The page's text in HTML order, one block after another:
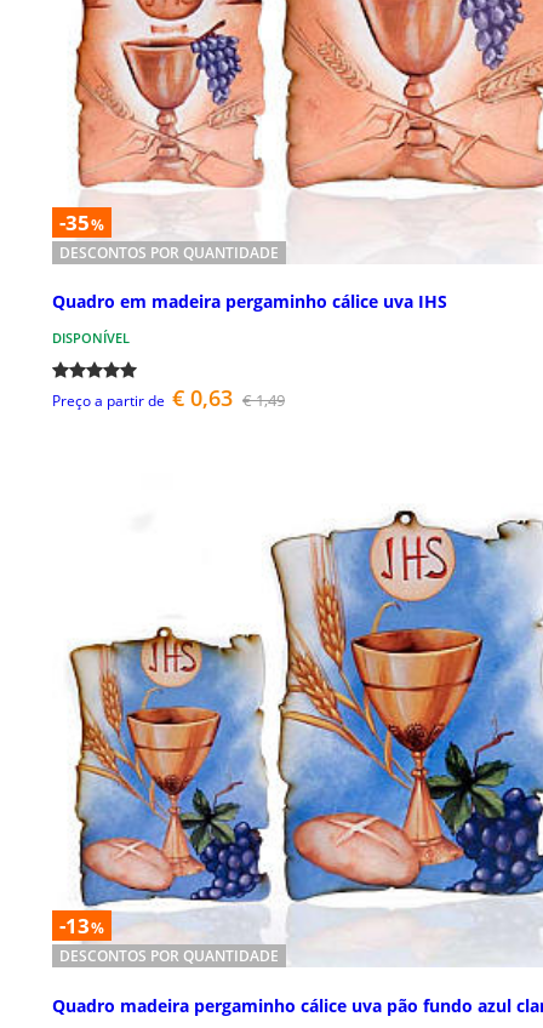
-35%
DESCONTOS POR QUANTIDADE
Quadro em madeira pergaminho cálice uva IHS
DISPONÍVEL
Preço a partir de € 0,63 € 1,49
-13%
DESCONTOS POR QUANTIDADE
Quadro madeira pergaminho cálice uva pão fundo azul